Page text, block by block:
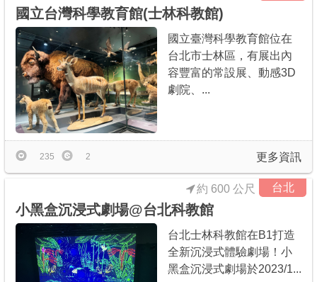
國立台灣科學教育館(士林科教館)
國立臺灣科學教育館位在
台北市士林區，有展出內
容豐富的常設展、動感3D
劇院、...
更多資訊
235 2
台北
小黑盒沉浸式劇場@台北科教館
約 600 公尺
台北士林科教館在B1打造
全新沉浸式體驗劇場！小
黑盒沉浸式劇場於2023/1...